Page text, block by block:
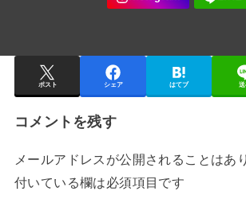
ポスト シェア はてブ 送
コメントを残す
メールアドレスが公開されることはあ
付いている欄は必須項目です